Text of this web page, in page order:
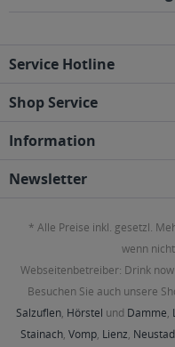
Service Hotline
Shop Service
Information
Newsletter
* Alle Preise inkl. gesetzl.
wenn
Webseitenbetreiber: Drink
Besuchen Sie auch unsere
Salzuflen, Hörstel und Damme,
Stainach, Vomp, Lienz,